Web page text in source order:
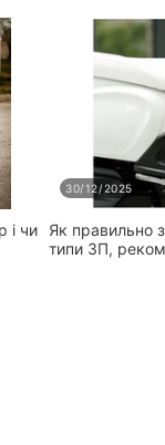
і чи
30/12/2025
Як правильно
типи ЗП,